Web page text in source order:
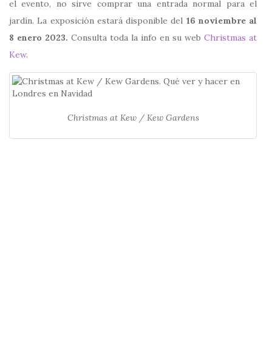
el evento, no sirve comprar una entrada normal para el
jardín. La exposición estará disponible del 16 noviembre al
8 enero 2023. Consulta toda la info en su web Christmas at
Kew.
Christmas at Kew / Kew Gardens